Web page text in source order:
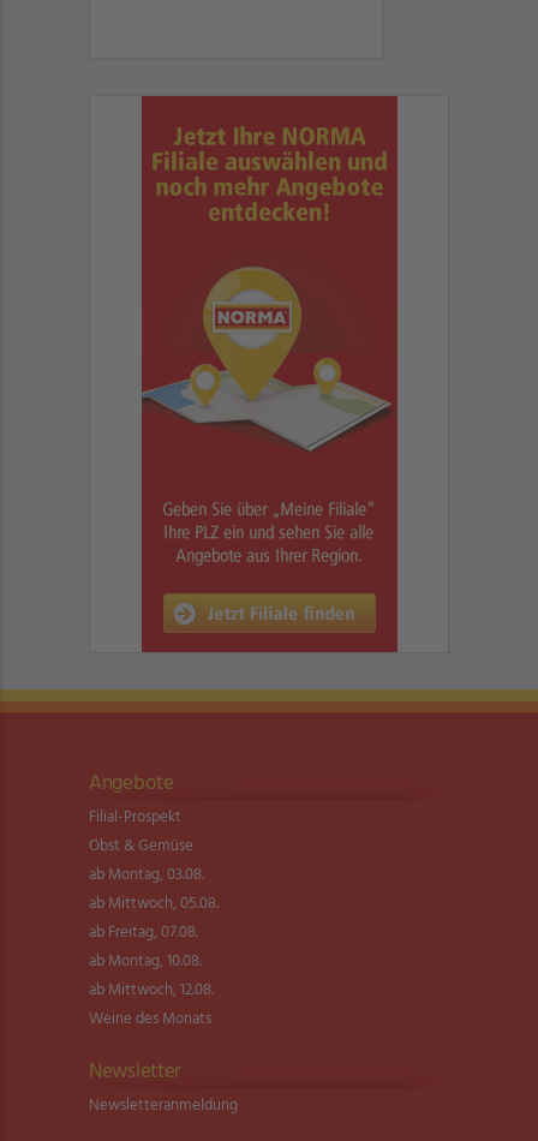
Angebote
Filial-Prospekt
Obst & Gemüse
ab Montag, 03.08.
ab Mittwoch, 05.08.
ab Freitag, 07.08.
ab Montag, 10.08.
ab Mittwoch, 12.08.
Weine des Monats
Newsletter
Newsletter­anmeldung